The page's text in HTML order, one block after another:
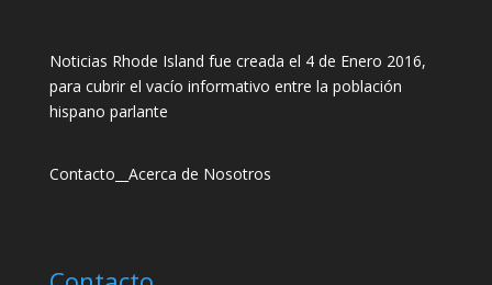
Noticias Rhode Island fue creada el 4 de Enero 2016,
para cubrir el vacío informativo entre la población
hispano parlante
Contacto Acerca de Nosotros